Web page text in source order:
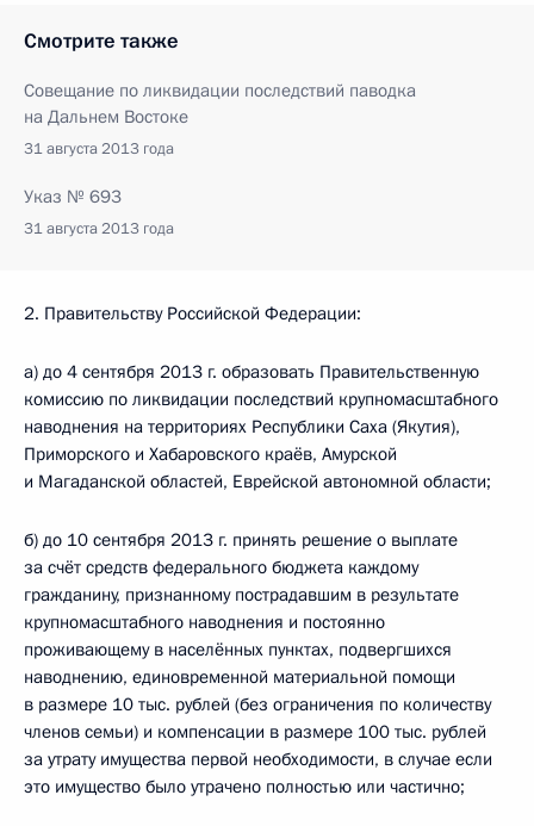
Смотрите также
Совещание по ликвидации последствий паводка
на Дальнем Востоке
31 августа 2013 года
Указ № 693
31 августа 2013 года
2. Правительству Российской Федерации:
а) до 4 сентября 2013 г. образовать Правительственную
комиссию по ликвидации последствий крупномасштабного
наводнения на территориях Республики Саха (Якутия),
Приморского и Хабаровского краёв, Амурской
и Магаданской областей, Еврейской автономной области;
б) до 10 сентября 2013 г. принять решение о выплате
за счёт средств федерального бюджета каждому
гражданину, признанному пострадавшим в результате
крупномасштабного наводнения и постоянно
проживающему в населённых пунктах, подвергшихся
наводнению, единовременной материальной помощи
в размере 10 тыс. рублей (без ограничения по количеству
членов семьи) и компенсации в размере 100 тыс. рублей
за утрату имущества первой необходимости, в случае если
это имущество было утрачено полностью или частично;